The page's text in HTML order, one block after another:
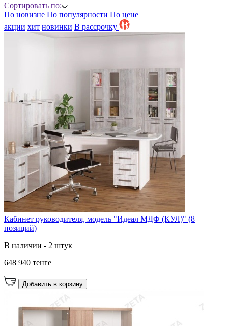
Сортировать по:
По новизне По популярности По цене
акции хит новинки B рассрочку
Кабинет руководителя, модель "Идеал МДФ (КУЛ)" (8
позиций)
В наличии - 2 штук
648 940 тенге
Добавить в корзину